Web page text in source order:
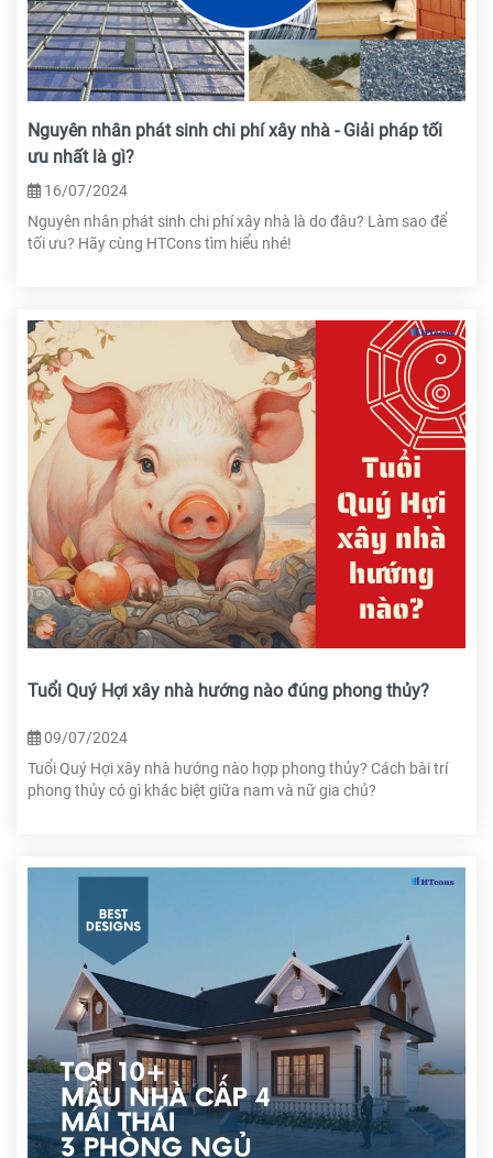
Nguyên nhân phát sinh chi phí xây nhà - Giải pháp tối
ưu nhất là gì?
16/07/2024
Nguyên nhân phát sinh chi phí xây nhà là do đâu? Làm sao để
tối ưu? Hãy cùng HTCons tìm hiểu nhé!
Tuổi Quý Hợi xây nhà hướng nào đúng phong thủy?
09/07/2024
Tuổi Quý Hợi xây nhà hướng nào hợp phong thủy? Cách bài trí
phong thủy có gì khác biệt giữa nam và nữ gia chủ?